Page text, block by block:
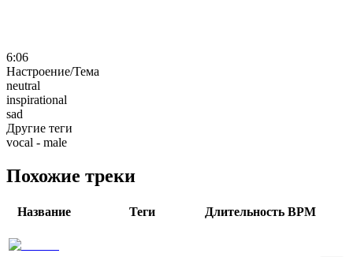
6:06
Настроение/Тема
neutral
inspirational
sad
Другие теги
vocal - male
Похожие треки
Название Теги Длительность BPM